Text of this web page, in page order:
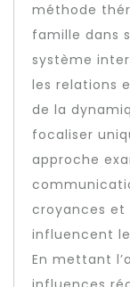
méthode
famille dans
système
les relations
de la
focaliser
approche
croyances et
influencent
En mettant